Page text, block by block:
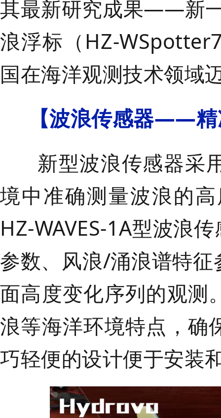
其最新研究成果——新
浪浮标（HZ-
国在海洋观测技术领域
【波浪传感器——
新型波浪传感器采
境中准确测量波浪的
HZ-WAVES-1A型波浪
参数、风浪/涌浪谱特
面高度变化序列的观测
浪等海洋环境特点，确
巧轻便的设计便于安装